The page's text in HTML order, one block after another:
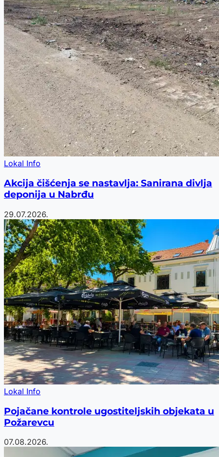
Lokal Info
Akcija čišćenja se nastavlja: Sanirana divlja
deponija u Nabrđu
29.07.2026.
Lokal Info
Pojačane kontrole ugostiteljskih objekata u
Požarevcu
07.08.2026.